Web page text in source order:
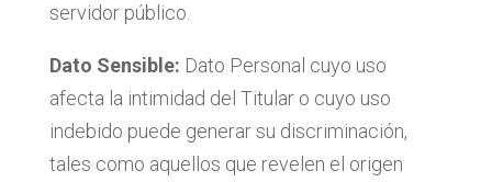
servidor público.
Dato Sensible: Dato Personal cuyo uso
afecta la intimidad del Titular o cuyo uso
indebido puede generar su discriminación,
tales como aquellos que revelen el origen